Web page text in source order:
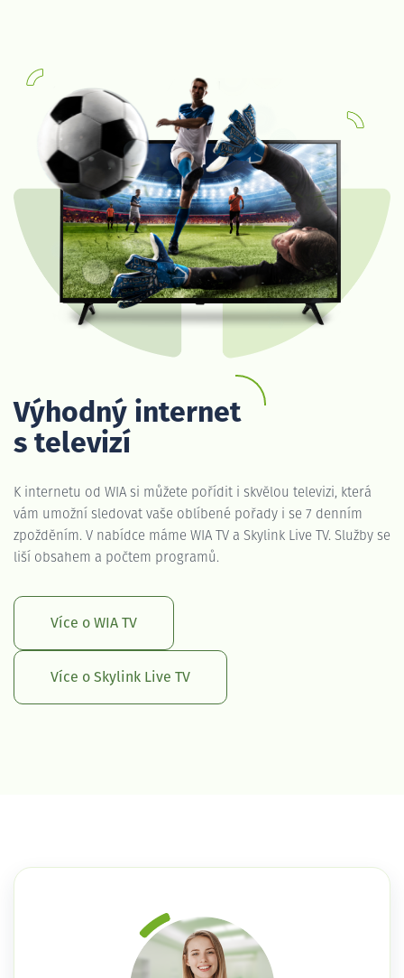
Výhodný internet
s televizí
K internetu od WIA si můžete pořídit i skvělou televizi, která
vám umožní sledovat vaše oblíbené pořady i se 7 denním
zpožděním. V nabídce máme WIA TV a Skylink Live TV. Služby se
liší obsahem a počtem programů.
Více o WIA TV
Více o Skylink Live TV